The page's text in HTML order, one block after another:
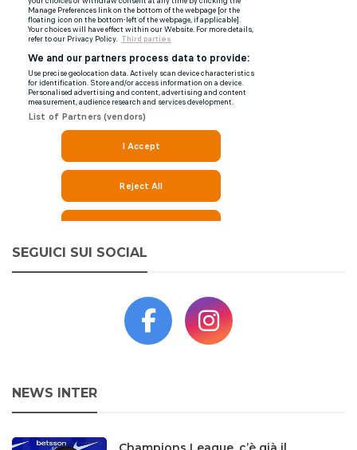
SEGUICI SUI SOCIAL
NEWS INTER